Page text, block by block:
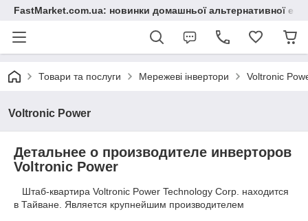
FastMarket.com.ua: новинки домашньої альтернативної
Товари та послуги Мережеві інвертори Voltronic
Voltronic Power
Детальнее о производителе инверторов
Voltronic Power
Штаб-квартира Voltronic Power Technology Corp. находится
в Тайване. Является крупнейшим производителем